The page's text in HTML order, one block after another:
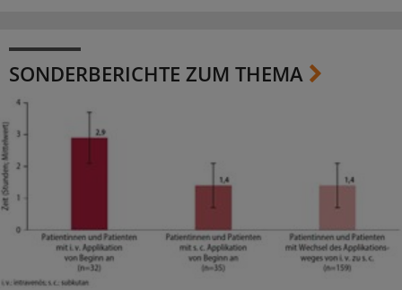
SONDERBERICHTE ZUM THEMA